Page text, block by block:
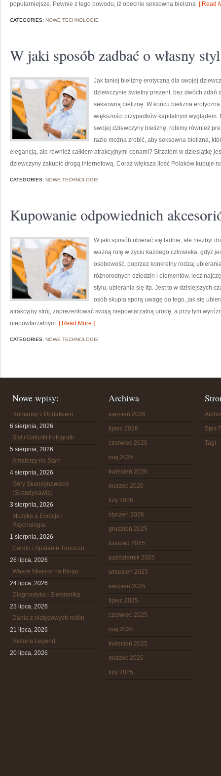
popularniejsze. Pewnie z tego powodu, iż obecnie seksowna bielizna [ Read
CATEGORIES: NOWE TECHNOLOGIE
W jaki sposób zadbać o własny
Jak taniej bieliznę erotyczną dla swojej
dziewczynie świetny prezent, bez dwóch zdań
seksowną bieliznę. W końcu bielizna
większości przypadków kapitalnym
swojej dziewczyny bieliznę, robimy również
razie można zrobić, aby seksowna bielizna,
elegancją, ale również całkiem atrakcyjnymi cenami? Strzałem w dziesiątkę
dziewczyny zakupić drogą internetową. Coraz większa ilość Polaków kupuje
CATEGORIES: NOWE TECHNOLOGIE
Kupowanie odpowiednich
W jaki sposób ubierać się ładnie, ale niezbyt
ważną rolę w życiu każdego człowieka, gdyż
osobowość, poprzez konkretny rodzaj
różnorodnych dziedzin i elementów, lecz
stylu, ubierania się itp. Jest to w dzisiejszych
osób skupia sporą uwagę do tego, jak się
atrakcyjny strój, zaprezentować swoją niepowtarzalną urodę, a przy tym
niepowtarzalnym [ Read More ]
CATEGORIES: NOWE TECHNOLOGIE
Nowe wpisy:
Romansy z Dodatkiem
6 sierpnia, 2026
Styl i Gatunki Fotografii
5 sierpnia, 2026
Amatorzy na Start
4 sierpnia, 2026
Góry Skandynawskie
(Skandynawia)
3 sierpnia, 2026
Muzyka a Emocje i
Psychologia
1 sierpnia, 2026
Cardio i Spalanie Tłuszczu
26 lipca, 2026
Wasze Miejsce na Blogu
24 lipca, 2026
Diagnostyka i Elektronika
23 lipca, 2026
Dania z nietypowych roślin
21 lipca, 2026
Historia Legend
20 lipca, 2026
Archiwa
sierpień 2026
lipiec 2026
czerwiec 2026
maj 2026
kwiecień 2026
marzec 2026
luty 2026
styczeń 2026
grudzień 2025
listopad 2025
październik 2025
wrzesień 2025
sierpień 2025
lipiec 2025
czerwiec 2025
maj 2025
kwiecień 2025
marzec 2025
luty 2025
Spis
Tagi